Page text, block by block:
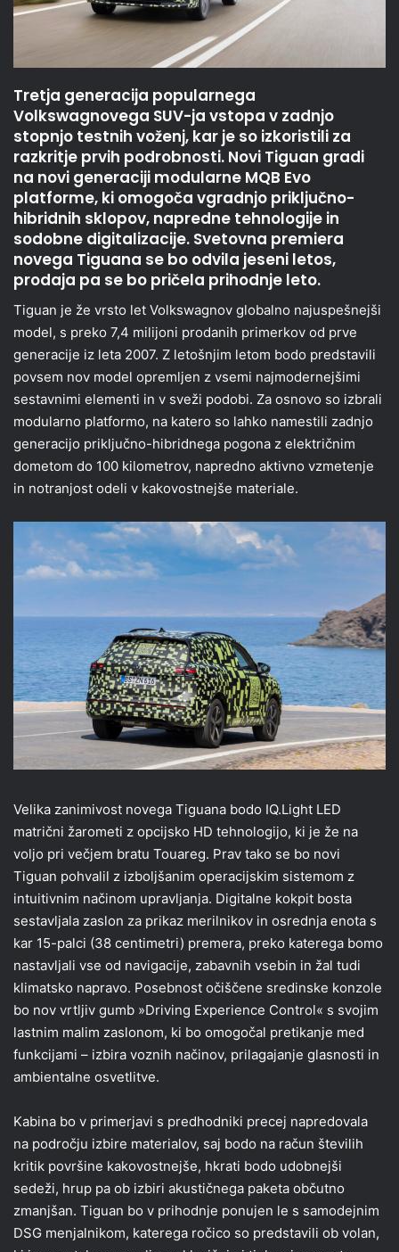
Tretja generacija popularnega
Volkswagnovega SUV-ja vstopa v zadnjo
stopnjo testnih voženj, kar je so izkoristili za
razkritje prvih podrobnosti. Novi Tiguan gradi
na novi generaciji modularne MQB Evo
platforme, ki omogoča vgradnjo priključno-
hibridnih sklopov, napredne tehnologije in
sodobne digitalizacije. Svetovna premiera
novega Tiguana se bo odvila jeseni letos,
prodaja pa se bo pričela prihodnje leto.
Tiguan je že vrsto let Volkswagnov globalno najuspešnejši
model, s preko 7,4 milijoni prodanih primerkov od prve
generacije iz leta 2007. Z letošnjim letom bodo predstavili
povsem nov model opremljen z vsemi najmodernejšimi
sestavnimi elementi in v sveži podobi. Za osnovo so izbrali
modularno platformo, na katero so lahko namestili zadnjo
generacijo priključno-hibridnega pogona z električnim
dometom do 100 kilometrov, napredno aktivno vzmetenje
in notranjost odeli v kakovostnejše materiale.
Velika zanimivost novega Tiguana bodo IQ.Light LED
matrični žarometi z opcijsko HD tehnologijo, ki je že na
voljo pri večjem bratu Touareg. Prav tako se bo novi
Tiguan pohvalil z izboljšanim operacijskim sistemom z
intuitivnim načinom upravljanja. Digitalne kokpit bosta
sestavljala zaslon za prikaz merilnikov in osrednja enota s
kar 15-palci (38 centimetri) premera, preko katerega bomo
nastavljali vse od navigacije, zabavnih vsebin in žal tudi
klimatsko napravo. Posebnost očiščene sredinske konzole
bo nov vrtljiv gumb »Driving Experience Control« s svojim
lastnim malim zaslonom, ki bo omogočal pretikanje med
funkcijami – izbira voznih načinov, prilagajanje glasnosti in
ambientalne osvetlitve.
Kabina bo v primerjavi s predhodniki precej napredovala
na področju izbire materialov, saj bodo na račun številih
kritik površine kakovostnejše, hkrati bodo udobnejši
sedeži, hrup pa ob izbiri akustičnega paketa občutno
zmanjšan. Tiguan bo v prihodnje ponujen le s samodejnim
DSG menjalnikom, katerega ročico so predstavili ob volan,